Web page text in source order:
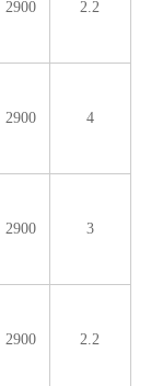
2900 2.2
2900 4
2900 3
2900 2.2